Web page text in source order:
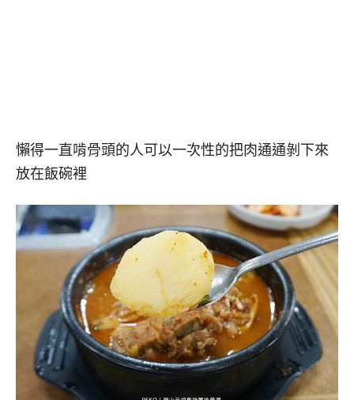
懶得一直啃骨頭的人可以一次性的把肉通通剝下來
放在飯碗裡